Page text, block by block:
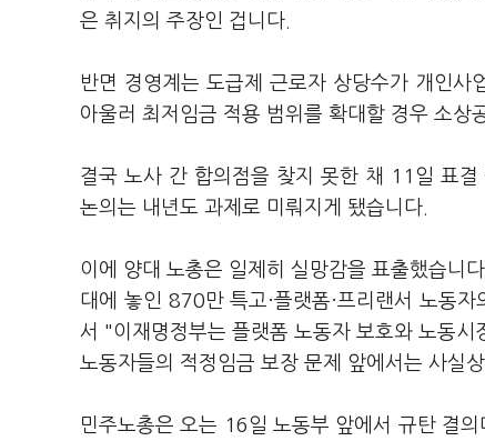
은 취지의 주장인 겁니다.
반면 경영계는 도급제 근로자 상당수가 개인사
아울러 최저임금 적용 범위를 확대할 경우 소상
결국 노사 간 합의점을 찾지 못한 채 11일 표
논의는 내년도 과제로 미뤄지게 됐습니다.
이에 양대 노총은 일제히 실망감을 표출했습니
대에 놓인 870만 특고·플랫폼·프리랜서 노동
서 "이재명정부는 플랫폼 노동자 보호와 노동
노동자들의 적정임금 보장 문제 앞에서는 사실
민주노총은 오는 16일 노동부 앞에서 규탄 결